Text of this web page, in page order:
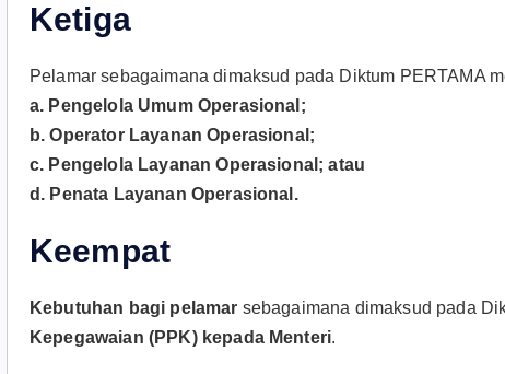
Ketiga
Pelamar sebagaimana dimaksud pada Diktum PERTAMA
a. Pengelola Umum Operasional;
b. Operator Layanan Operasional;
c. Pengelola Layanan Operasional; atau
d. Penata Layanan Operasional.
Keempat
Kebutuhan bagi pelamar sebagaimana dimaksud pada
Kepegawaian (PPK) kepada Menteri.